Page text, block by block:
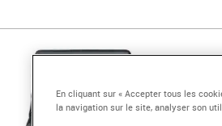
En cliquant sur « Accepter tous les
la navigation sur le site, analyser son